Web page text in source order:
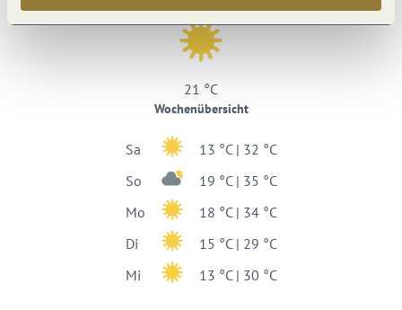
21 °C
Wochenübersicht
Sa
13 °C | 32 °C
So
19 °C | 35 °C
Mo
18 °C | 34 °C
Di
15 °C | 29 °C
Mi
13 °C | 30 °C